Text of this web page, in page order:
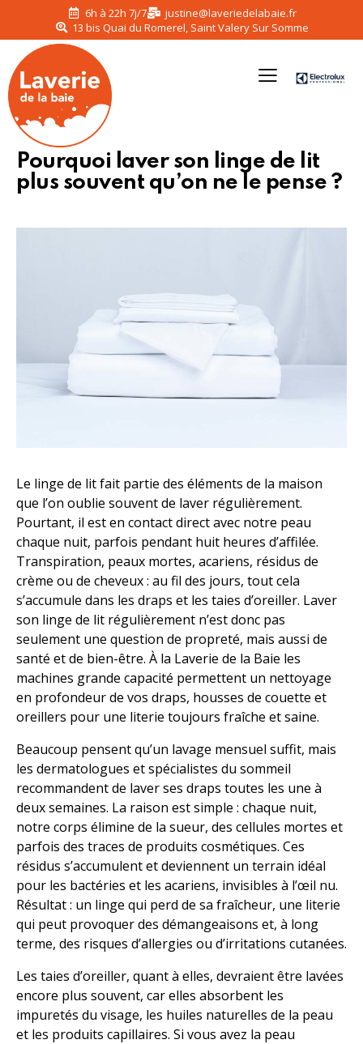
6h à 22h 7j/7
justine@laveriedelabaie.fr
13 bis Quai du Romerel, Saint Valery Sur Somme
Pourquoi laver son linge de lit
plus souvent qu’on ne le pense ?
Le linge de lit fait partie des éléments de la maison
que l’on oublie souvent de laver régulièrement.
Pourtant, il est en contact direct avec notre peau
chaque nuit, parfois pendant huit heures d’affilée.
Transpiration, peaux mortes, acariens, résidus de
crème ou de cheveux : au fil des jours, tout cela
s’accumule dans les draps et les taies d’oreiller. Laver
son linge de lit régulièrement n’est donc pas
seulement une question de propreté, mais aussi de
santé et de bien-être. À la Laverie de la Baie les
machines grande capacité permettent un nettoyage
en profondeur de vos draps, housses de couette et
oreillers pour une literie toujours fraîche et saine.
Beaucoup pensent qu’un lavage mensuel suffit, mais
les dermatologues et spécialistes du sommeil
recommandent de laver ses draps toutes les une à
deux semaines. La raison est simple : chaque nuit,
notre corps élimine de la sueur, des cellules mortes et
parfois des traces de produits cosmétiques. Ces
résidus s’accumulent et deviennent un terrain idéal
pour les bactéries et les acariens, invisibles à l’œil nu.
Résultat : un linge qui perd de sa fraîcheur, une literie
qui peut provoquer des démangeaisons et, à long
terme, des risques d’allergies ou d’irritations cutanées.
Les taies d’oreiller, quant à elles, devraient être lavées
encore plus souvent, car elles absorbent les
impuretés du visage, les huiles naturelles de la peau
et les produits capillaires. Si vous avez la peau